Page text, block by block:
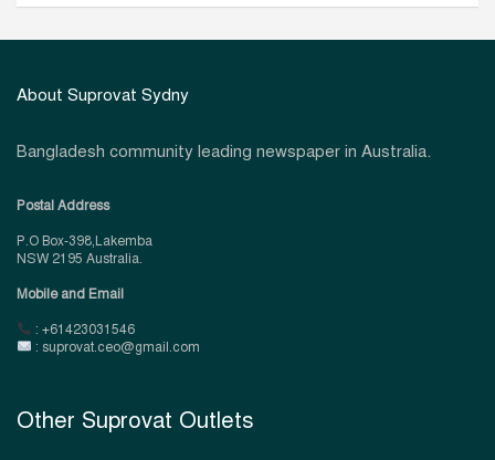
About Suprovat Sydny
Bangladesh community leading newspaper in Australia.
Postal Address
P.O Box-398,Lakemba
NSW 2195 Australia.
Mobile and Email
: +61423031546
: suprovat.ceo@gmail.com
Other Suprovat Outlets